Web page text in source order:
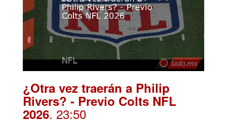
¿Otra vez traerán a Philip
Rivers? - Previo Colts NFL
2026. 23:50